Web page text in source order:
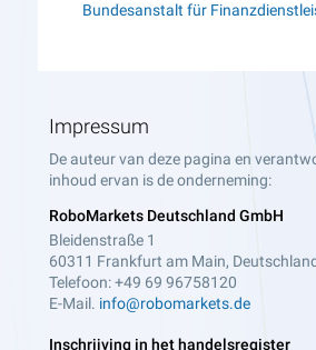
Bundesanstalt für
Impressum
De auteur van deze pagina en
inhoud ervan is de onderneming:
RoboMarkets Deutschland GmbH
Bleidenstraße 1
60311 Frankfurt am Main,
Telefoon: +49 69 96758120
E-Mail. info@robomarkets.de
Inschrijving in het handelsregister